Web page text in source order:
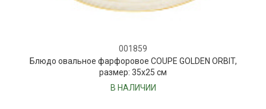
001859
Блюдо овальное фарфоровое COUPE GOLDEN ORBIT,
размер: 35х25 см
В НАЛИЧИИ